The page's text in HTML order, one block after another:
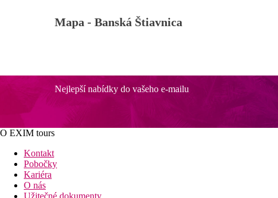
Mapa - Banská Štiavnica
Nejlepší nabídky do vašeho e-mailu
O EXIM tours
Kontakt
Pobočky
Kariéra
O nás
Užitečné dokumenty